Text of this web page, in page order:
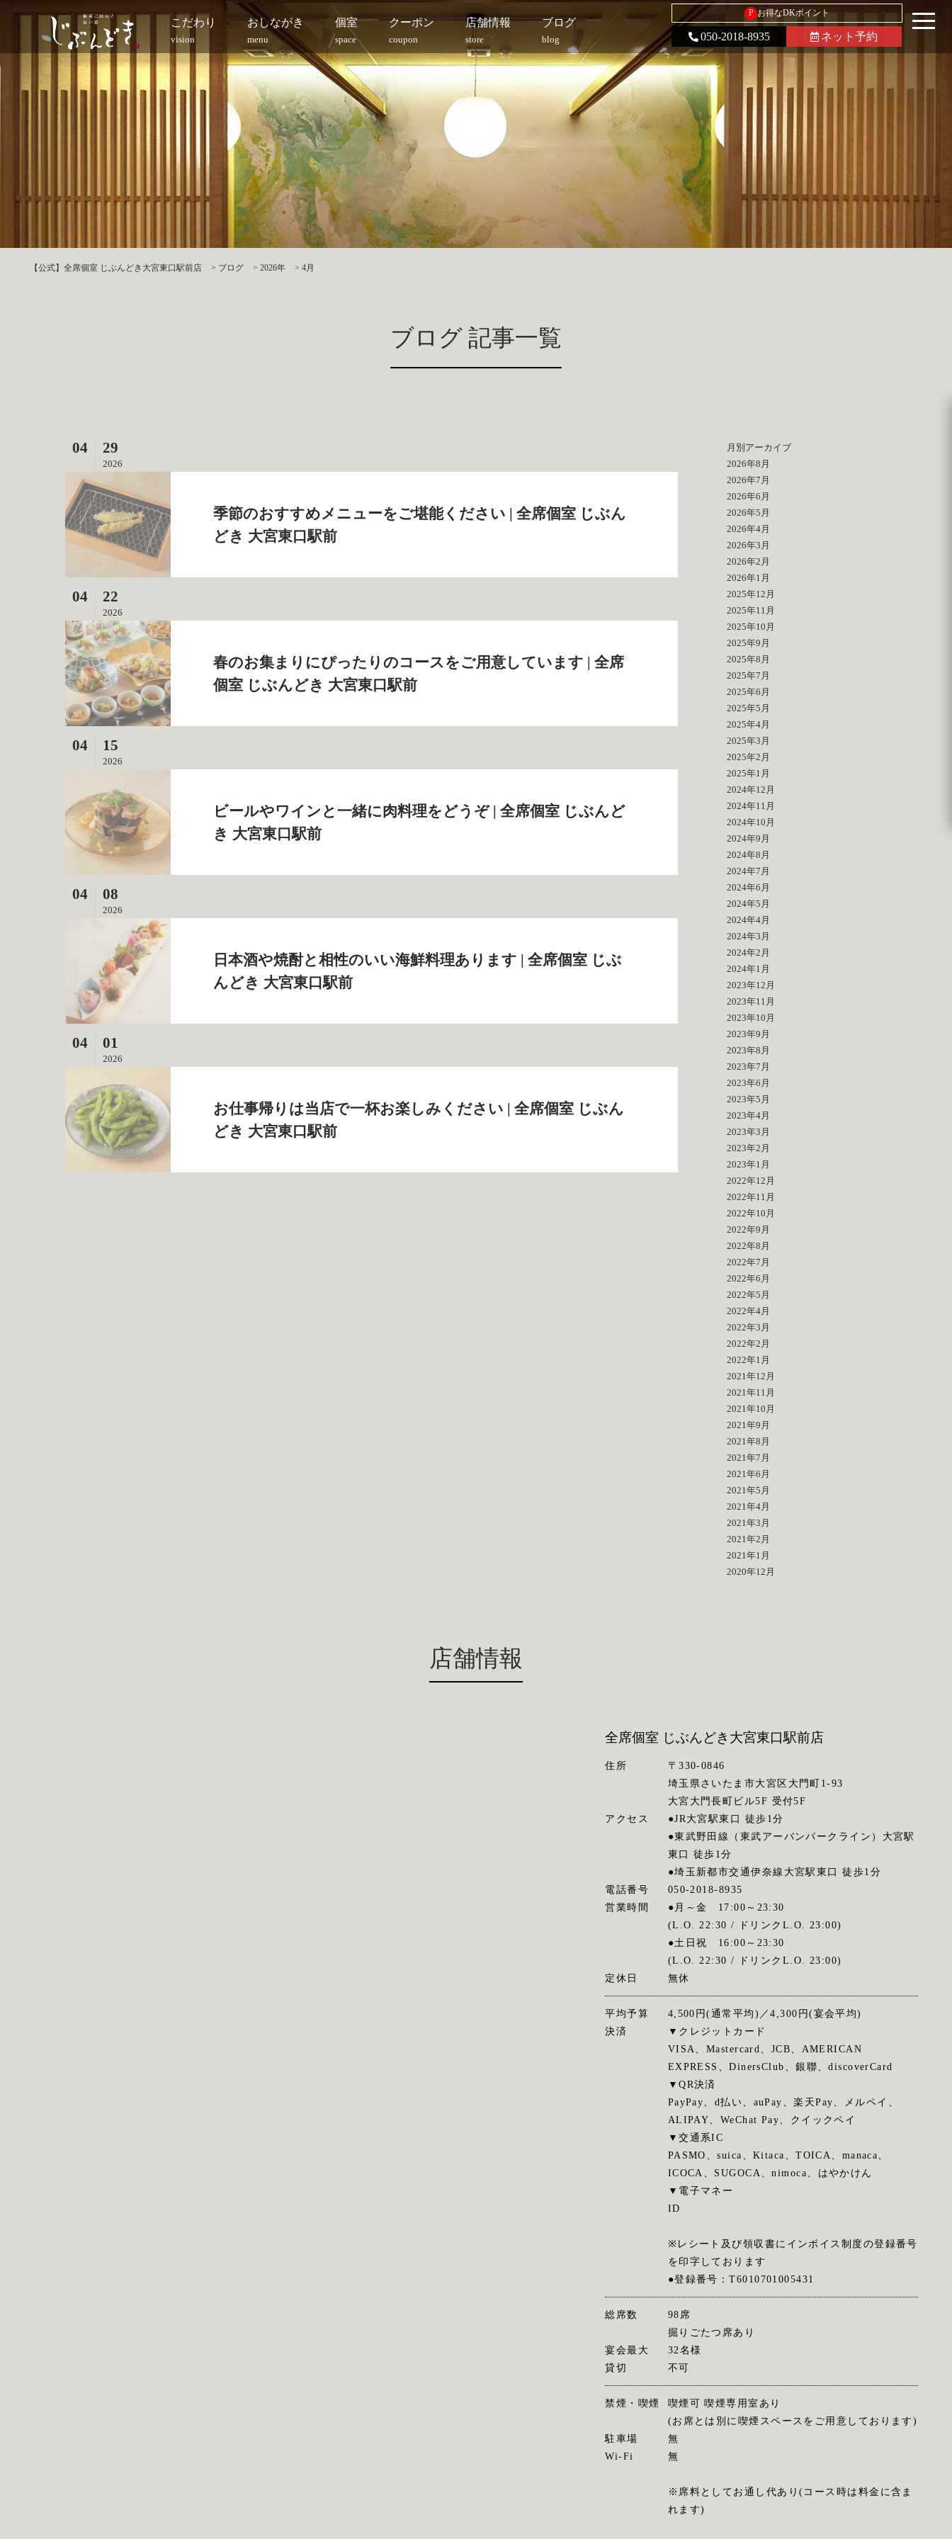
こだわり
vision
おしながき
menu
個室
space
クーポン
coupon
店舗情報
store
ブログ
blog
P お得なDKポイント
050-2018-8935 ネット予約
【公式】全席個室 じぶんどき大宮東口駅前店 > ブログ > 2026年 > 4月
ブログ 記事一覧
04 29
2026
季節のおすすめメニューをご堪能ください | 全席個室 じぶん
どき 大宮東口駅前
04 22
2026
春のお集まりにぴったりのコースをご用意しています | 全席
個室 じぶんどき 大宮東口駅前
04 15
2026
ビールやワインと一緒に肉料理をどうぞ | 全席個室 じぶんど
き 大宮東口駅前
04 08
2026
日本酒や焼酎と相性のいい海鮮料理あります | 全席個室 じぶ
んどき 大宮東口駅前
04 01
2026
お仕事帰りは当店で一杯お楽しみください | 全席個室 じぶん
どき 大宮東口駅前
月別アーカイブ
2026年8月
2026年7月
2026年6月
2026年5月
2026年4月
2026年3月
2026年2月
2026年1月
2025年12月
2025年11月
2025年10月
2025年9月
2025年8月
2025年7月
2025年6月
2025年5月
2025年4月
2025年3月
2025年2月
2025年1月
2024年12月
2024年11月
2024年10月
2024年9月
2024年8月
2024年7月
2024年6月
2024年5月
2024年4月
2024年3月
2024年2月
2024年1月
2023年12月
2023年11月
2023年10月
2023年9月
2023年8月
2023年7月
2023年6月
2023年5月
2023年4月
2023年3月
2023年2月
2023年1月
2022年12月
2022年11月
2022年10月
2022年9月
2022年8月
2022年7月
2022年6月
2022年5月
2022年4月
2022年3月
2022年2月
2022年1月
2021年12月
2021年11月
2021年10月
2021年9月
2021年8月
2021年7月
2021年6月
2021年5月
2021年4月
2021年3月
2021年2月
2021年1月
2020年12月
店舗情報
全席個室 じぶんどき 大宮東口駅前店
住所
〒330-0846
埼玉県さいたま市大宮区大門町1-93
大宮大門長町ビル5F 受付5F
アクセス
●JR大宮駅東口 徒歩1分
●東武野田線（東武アーバンパークライン）大宮駅
東口 徒歩1分
●埼玉新都市交通伊奈線大宮駅東口 徒歩1分
電話番号
050-2018-8935
営業時間
●月～金 17:00～23:30
(L.O. 22:30 / ドリンクL.O. 23:00)
●土日祝 16:00～23:30
(L.O. 22:30 / ドリンクL.O. 23:00)
定休日
無休
平均予算
4,500円(通常平均)／4,300円(宴会平均)
決済
▼クレジットカード
VISA、Mastercard、JCB、AMERICAN
EXPRESS、DinersClub、銀聯、discoverCard
▼QR決済
PayPay、d払い、auPay、楽天Pay、メルペイ、
ALIPAY、WeChat Pay、クイックペイ
▼交通系IC
PASMO、suica、Kitaca、TOICA、manaca、
ICOCA、SUGOCA、nimoca、はやかけん
▼電子マネー
ID
※レシート及び領収書にインボイス制度の登録番号
を印字しております
●登録番号：T6010701005431
総席数
98席
掘りごたつ席あり
宴会最大
32名様
貸切
不可
禁煙・喫煙
喫煙可 喫煙専用室あり
(お席とは別に喫煙スペースをご用意しております)
駐車場
無
Wi-Fi
無
※席料としてお通し代あり(コース時は料金に含ま
れます)